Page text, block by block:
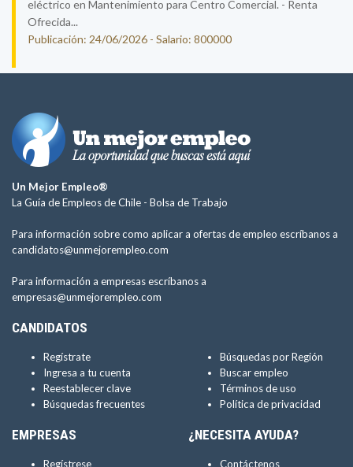
eléctrico en Mantenimiento para Centro Comercial. - Renta
Ofrecida...
Publicación: 24/06/2026 - Salario: 800000
Un Mejor Empleo®
La Guía de Empleos de Chile - Bolsa de Trabajo
Para información sobre como aplicar a ofertas de empleo escríbanos a
candidatos@unmejorempleo.com
Para información a empresas escríbanos a
empresas@unmejorempleo.com
CANDIDATOS
Regístrate
Ingresa a tu cuenta
Reestablecer clave
Búsquedas frecuentes
Búsquedas por Región
Buscar empleo
Términos de uso
Política de privacidad
EMPRESAS
Regístrese
¿NECESITA AYUDA?
Contáctenos